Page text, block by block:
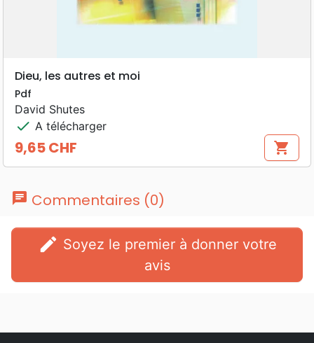
Dieu, les autres et moi
Pdf
David Shutes
check A télécharger
Prix
9,65 CHF shopping_cart
chat Commentaires (0)
edit
avis